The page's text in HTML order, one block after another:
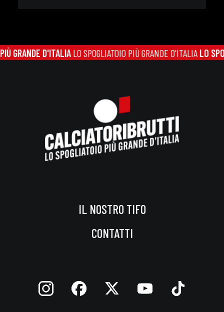
D'ITALIALO SPOGLIATOIO PIÙ GRANDE D'ITALIALO
IL NOSTRO TIFO
CONTATTI